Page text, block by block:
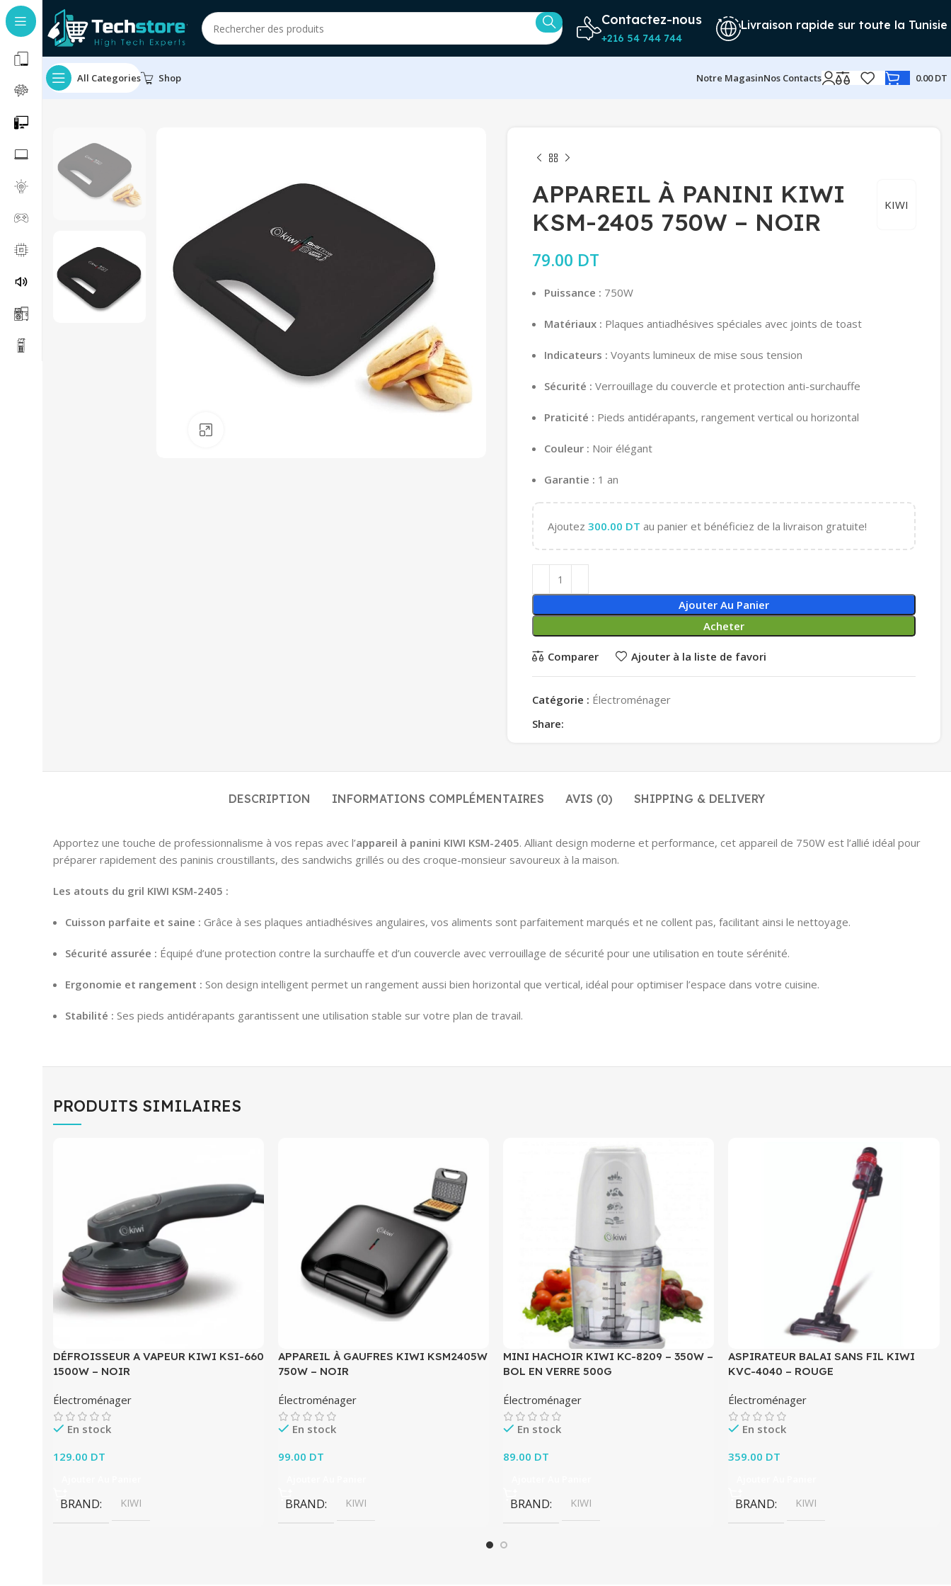
Contactez-nous
+216 54 744 744
Livraison rapide sur toute la Tunisie
All Categories Shop Notre MagasinNos Contacts 0.00DT
KIWI
APPAREIL À PANINI KIWI
KSM-2405 750W – NOIR
79.00 DT
Puissance : 750W
Matériaux : Plaques antiadhésives spéciales avec joints de toast
Indicateurs : Voyants lumineux de mise sous tension
Sécurité : Verrouillage du couvercle et protection anti-surchauffe
Praticité : Pieds antidérapants, rangement vertical ou horizontal
Couleur : Noir élégant
Garantie : 1 an
Ajoutez 300.00 DT au panier et bénéficiez de la livraison gratuite!
Ajouter Au Panier
Acheter
Comparer Ajouter à la liste de favori
Catégorie : Électroménager
Share:
DESCRIPTION INFORMATIONS COMPLÉMENTAIRES AVIS (0) SHIPPING & DELIVERY
Apportez une touche de professionnalisme à vos repas avec l’appareil à panini KIWI KSM-2405. Alliant design moderne et performance, cet appareil de 750W est l’allié idéal pour
préparer rapidement des paninis croustillants, des sandwichs grillés ou des croque-monsieur savoureux à la maison.
Les atouts du gril KIWI KSM-2405 :
Cuisson parfaite et saine : Grâce à ses plaques antiadhésives angulaires, vos aliments sont parfaitement marqués et ne collent pas, facilitant ainsi le nettoyage.
Sécurité assurée : Équipé d’une protection contre la surchauffe et d’un couvercle avec verrouillage de sécurité pour une utilisation en toute sérénité.
Ergonomie et rangement : Son design intelligent permet un rangement aussi bien horizontal que vertical, idéal pour optimiser l’espace dans votre cuisine.
Stabilité : Ses pieds antidérapants garantissent une utilisation stable sur votre plan de travail.
PRODUITS SIMILAIRES
DÉFROISSEUR A VAPEUR KIWI KSI-660
1500W – NOIR
Électroménager
En stock
129.00 DT
BRAND KIWI
APPAREIL À GAUFRES KIWI KSM2405W
750W – NOIR
Électroménager
En stock
99.00 DT
BRAND KIWI
MINI HACHOIR KIWI KC-8209 – 350W –
BOL EN VERRE 500G
Électroménager
En stock
89.00 DT
BRAND KIWI
ASPIRATEUR BALAI SANS FIL KIWI
KVC-4040 – ROUGE
Électroménager
En stock
359.00 DT
BRAND KIWI